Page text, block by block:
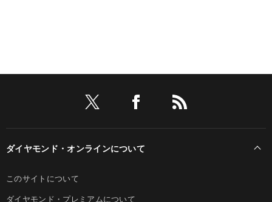
ダイヤモンド・オンラインについて
このサイトについて
ダイヤモンド・プレミアムについて